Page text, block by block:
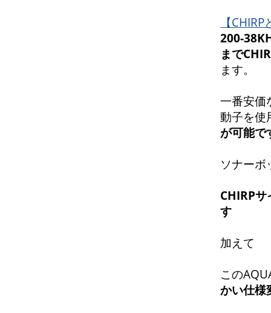
【
200-
まで
ます。
一番安
動子を
が可能で
ソナーボ
CHIRP
す
加えて
この
かい仕様